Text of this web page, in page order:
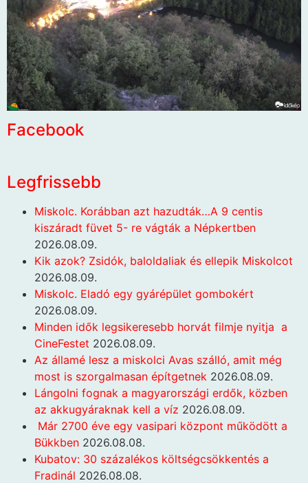
Facebook
Legfrissebb
Miskolc. Korábban azt hazudták…A 9 centis
kiszáradt füvet 5- re vágták a Népkertben
2026.08.09.
Kik azok? Zsidók, baloldaliak és ellepik Miskolcot
2026.08.09.
Miskolc. Eladó egy gyárépület gombokért
2026.08.09.
Minden idők legsikeresebb horvát filmje nyitja a
CineFestet 2026.08.09.
Az államé lesz a miskolci Avas szálló, amit még
most is szorgalmasan építgetnek 2026.08.09.
Lángolni fognak a magyarországi erdők, közben
az akkugyáraknak kell a víz 2026.08.09.
Már 2700 éve egy vasipari központ működött a
Bükkben 2026.08.08.
Kubatov: 30 százalékos költségcsökkentés a
Fradinál 2026.08.08.